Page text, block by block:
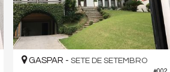
GASPAR - SETE DE SETEMBRO